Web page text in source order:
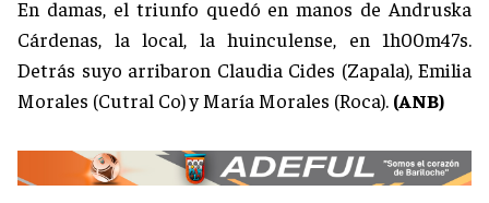
En damas, el triunfo quedó en manos de Andruska
Cárdenas, la local, la huinculense, en 1h00m47s.
Detrás suyo arribaron Claudia Cides (Zapala), Emilia
Morales (Cutral Co) y María Morales (Roca). (ANB)